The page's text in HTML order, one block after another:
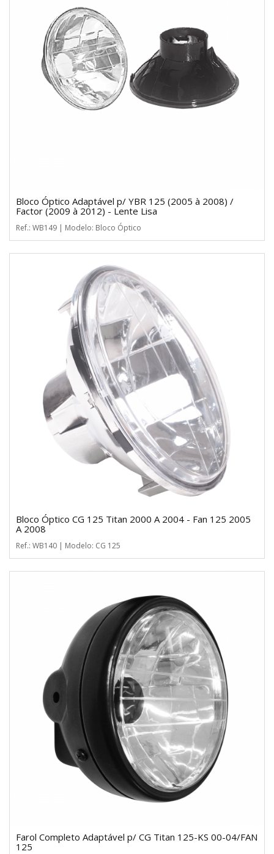
Bloco Óptico Adaptável p/ YBR 125 (2005 à 2008) /
Factor (2009 à 2012) - Lente Lisa
Ref.: WB149 | Modelo: Bloco Óptico
Bloco Óptico CG 125 Titan 2000 A 2004 - Fan 125 2005
A 2008
Ref.: WB140 | Modelo: CG 125
Farol Completo Adaptável p/ CG Titan 125-KS 00-04/FAN
125